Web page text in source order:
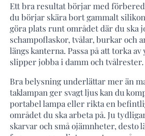
Ett bra resultat börjar med
du börjar skära bort gammalt
göra plats runt området där du ska
schampoflaskor, tvålar, burkar och
längs kanterna. Passa på att torka
slipper jobba i damm och tvålrester.
Bra belysning underlättar mer än
taklampan ger svagt ljus kan du
portabel lampa eller rikta en
området du ska arbeta på. Ju
skarvar och små ojämnheter, desto